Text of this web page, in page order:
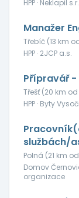
HPP · Neklapil
Manažer
Třebíč (13 km
HPP · 2JCP a.s.
Přípravář
Třešť (20 km
HPP · Byty
službách/
Polná (21 km
Domov
organizace